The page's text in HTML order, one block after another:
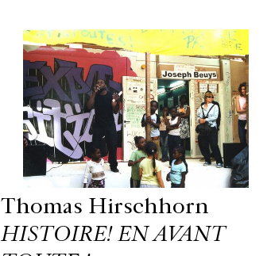
Thomas Hirschhorn
HISTOIRE! EN AVANT